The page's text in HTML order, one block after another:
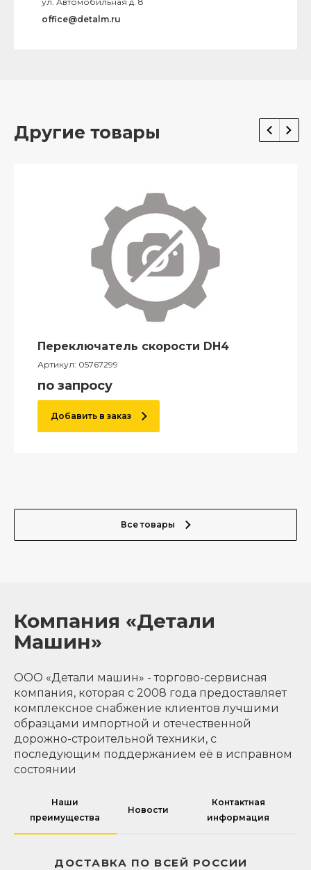
office@detalm.ru
Другие товары
Переключатель скорости DH4
Артикул: 05767299
по запросу
Добавить в заказ
Все товары
Компания «Детали
Машин»
ООО «Детали машин» - торгово-сервисная
компания, которая с 2008 года предоставляет
комплексное снабжение клиентов лучшими
образцами импортной и отечественной
дорожно-строительной техники, с
последующим поддержанием её в исправном
состоянии
Наши
преимущества
Новости
Контактная
информация
ДОСТАВКА ПО ВСЕЙ РОССИИ